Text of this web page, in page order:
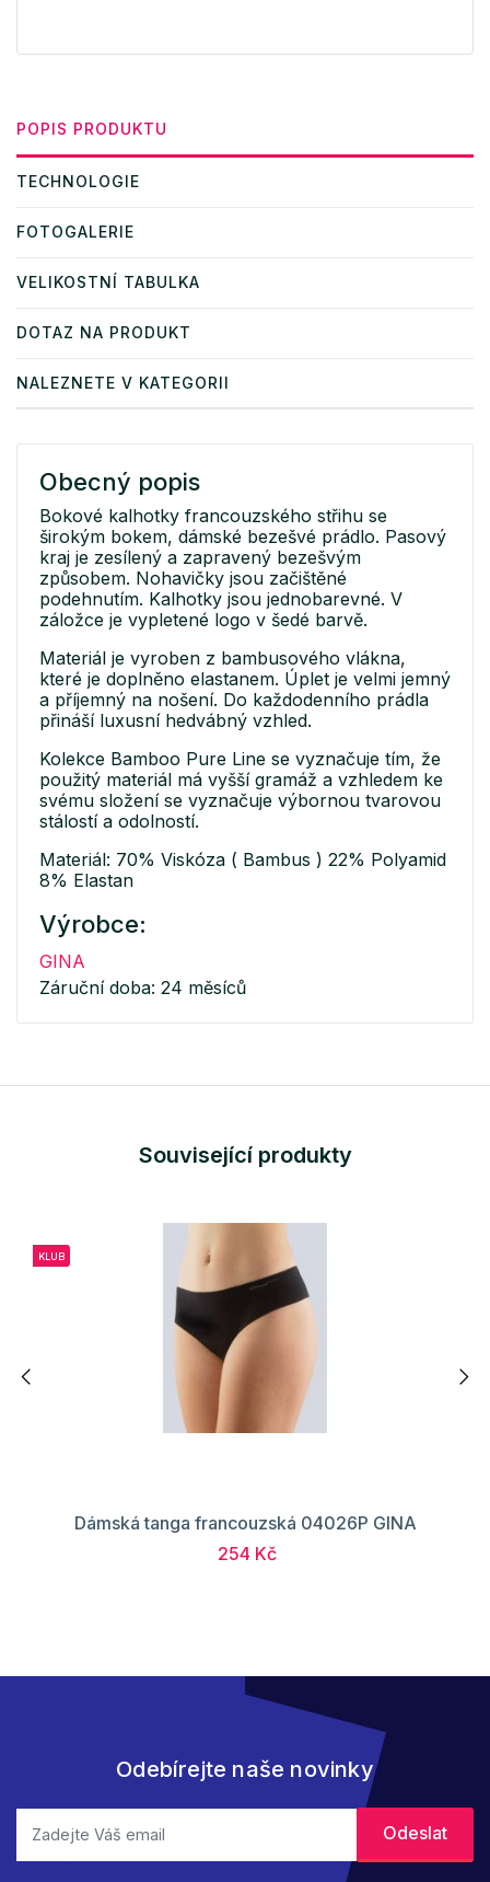
POPIS PRODUKTU
TECHNOLOGIE
FOTOGALERIE
VELIKOSTNÍ TABULKA
DOTAZ NA PRODUKT
NALEZNETE V KATEGORII
Obecný popis
Bokové kalhotky francouzského střihu se
širokým bokem, dámské bezešvé prádlo. Pasový
kraj je zesílený a zapravený bezešvým
způsobem. Nohavičky jsou začištěné
podehnutím. Kalhotky jsou jednobarevné. V
záložce je vypletené logo v šedé barvě.
Materiál je vyroben z bambusového vlákna,
které je doplněno elastanem. Úplet je velmi jemný
a příjemný na nošení. Do každodenního prádla
přináší luxusní hedvábný vzhled.
Kolekce Bamboo Pure Line se vyznačuje tím, že
použitý materiál má vyšší gramáž a vzhledem ke
svému složení se vyznačuje výbornou tvarovou
stálostí a odolností.
Materiál: 70% Viskóza ( Bambus ) 22% Polyamid
8% Elastan
Výrobce:
GINA
Záruční doba: 24 měsíců
Související produkty
KLUB
Dámská tanga francouzská 04026P GINA
254 Kč
Odebírejte naše novinky